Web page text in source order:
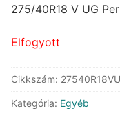
was:
275/40R18 V UG
Elfogyott
Cikkszám:
Kategória: Egyéb